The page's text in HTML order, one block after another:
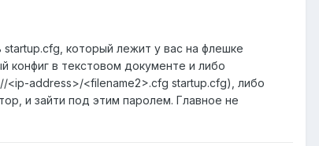
который лежит у вас на флешке
в текстовом документе и либо
<ip-address>/<filename2>.cfg startup.cfg), либо
и зайти под этим паролем. Главное не